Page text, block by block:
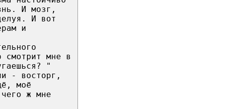
И мозг,
И вот
и
смотрит мне в
"
- восторг,
моё
ж мне